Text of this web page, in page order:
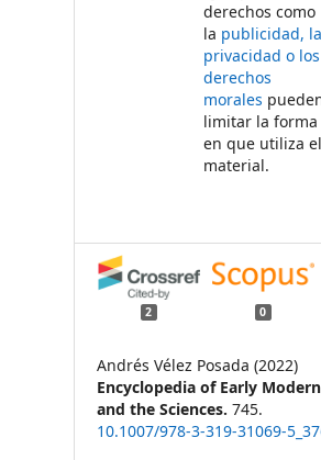
derechos como
la publicidad, la
privacidad o los
derechos
morales
limitar la forma
en que utiliza el
material.
2 0
Andrés Vélez Posada (2022)
Encyclopedia of Early
and the Sciences.745.
10.1007/978-3-319-31069-